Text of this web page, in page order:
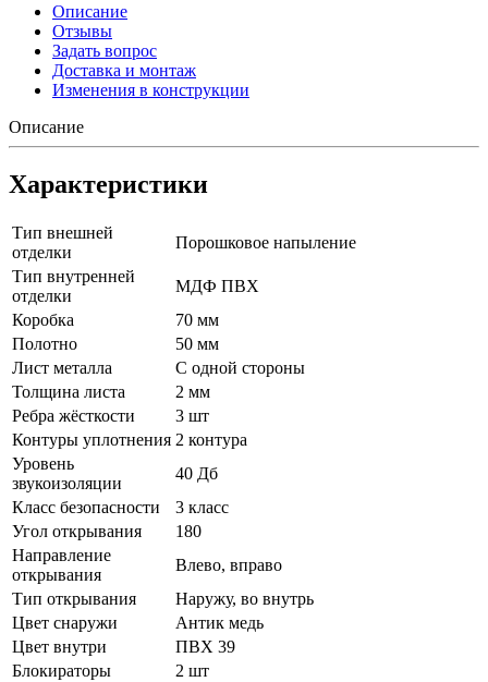
Описание
Отзывы
Задать вопрос
Доставка и монтаж
Изменения в конструкции
Описание
Характеристики
Тип внешней
отделки
Порошковое напыление
Тип внутренней
отделки
МДФ ПВХ
Коробка
70 мм
Полотно
50 мм
Лист металла
С одной стороны
Толщина листа
2 мм
Ребра жёсткости
3 шт
Контуры уплотнения 2 контура
Уровень
звукоизоляции
40 Дб
Класс безопасности
3 класс
Угол открывания
180
Направление
открывания
Влево, вправо
Тип открывания
Наружу, во внутрь
Цвет снаружи
Антик медь
Цвет внутри
ПВХ 39
Блокираторы
2 шт